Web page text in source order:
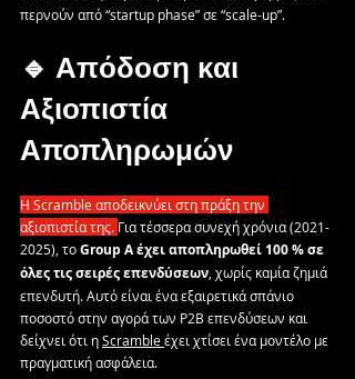
περνούν από “startup phase” σε “scale-up”.
🔹 Απόδοση και
Αξιοπιστία
Αποπληρωμών
Η Scramble αποδεικνύει στη πράξη την
αξιοπιστία της. Για τέσσερα συνεχή χρόνια (2021-
2025), το Group A έχει αποπληρωθεί 100 % σε
όλες τις σειρές επενδύσεων , χωρίς καμία ζημιά
επενδυτή. Αυτό είναι ένα εξαιρετικά σπάνιο
ποσοστό στην αγορά των P2B επενδύσεων και
δείχνει ότι η Scramble έχει χτίσει ένα μοντέλο με
πραγματική ασφάλεια.